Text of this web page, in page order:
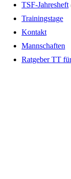
TSF-Jahresheft
Trainingstage
Kontakt
Mannschaften
Ratgeber TT